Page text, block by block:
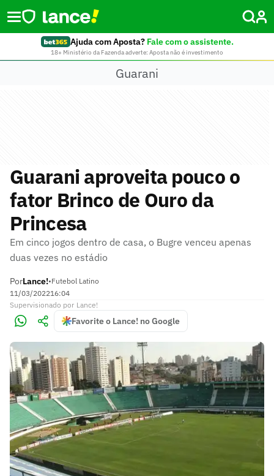
Ajuda com Aposta? Fale com o assistente.
18+ Ministério da Fazenda adverte: Aposta não é investimento
Guarani
Guarani aproveita pouco o
fator Brinco de Ouro da
Princesa
Em cinco jogos dentro de casa, o Bugre venceu apenas
duas vezes no estádio
PorLance!•Futebol Latino
11/03/202216:04
Supervisionado por Lance!
Favorite o Lance! no Google